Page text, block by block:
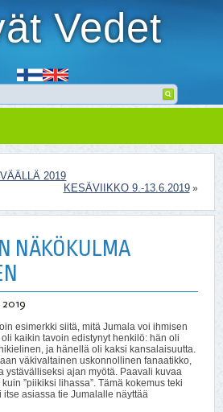
Vedet
2019
KESÄVIIKKO 9.-13.6.2019»
NÄKÖKULMA
esimerkki siitä, mitä Jumala voi ihmisen
kaikin tavoin edistynyt henkilö: hän oli
ja hänellä oli kaksi kansalaisuutta.
väkivaltainen uskonnollinen fanaatikko,
ystävälliseksi ajan myötä. Paavali kuvaa
”piikiksi lihassa”. Tämä kokemus teki
asiassa tie Jumalalle näyttää